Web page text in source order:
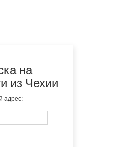
на
из Чехии
адрес: